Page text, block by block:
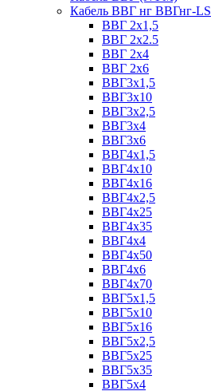
Кабель ВВГ нг ВВГнг-LS
ВВГ 2х1,5
ВВГ 2х2.5
ВВГ 2х4
ВВГ 2х6
ВВГ3х1,5
ВВГ3х10
ВВГ3х2,5
ВВГ3х4
ВВГ3х6
ВВГ4х1,5
ВВГ4х10
ВВГ4х16
ВВГ4х2,5
ВВГ4х25
ВВГ4х35
ВВГ4х4
ВВГ4х50
ВВГ4х6
ВВГ4х70
ВВГ5х1,5
ВВГ5х10
ВВГ5х16
ВВГ5х2,5
ВВГ5х25
ВВГ5х35
ВВГ5х4